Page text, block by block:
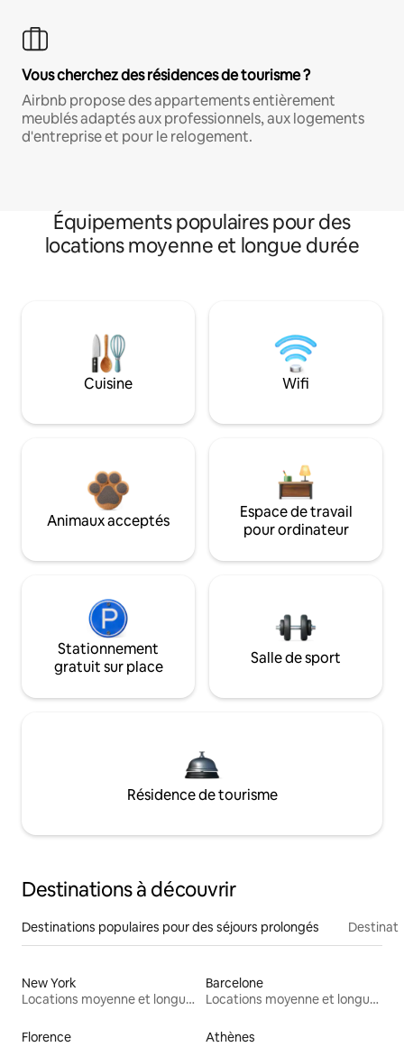
Vous cherchez des résidences de tourisme ?
Airbnb propose des appartements entièrement
meublés adaptés aux professionnels, aux logements
d'entreprise et pour le relogement.
Équipements populaires pour des
locations moyenne et longue durée
Cuisine Wifi
Animaux acceptés
Espace de travail
pour ordinateur
Stationnement
gratuit sur place
Salle de sport
Résidence de tourisme
Destinations à découvrir
Destinations populaires pour des séjours prolongés
New York
Locations moyenne et longue durée
Barcelone
Locations moyenne et longue durée
Florence
Athènes